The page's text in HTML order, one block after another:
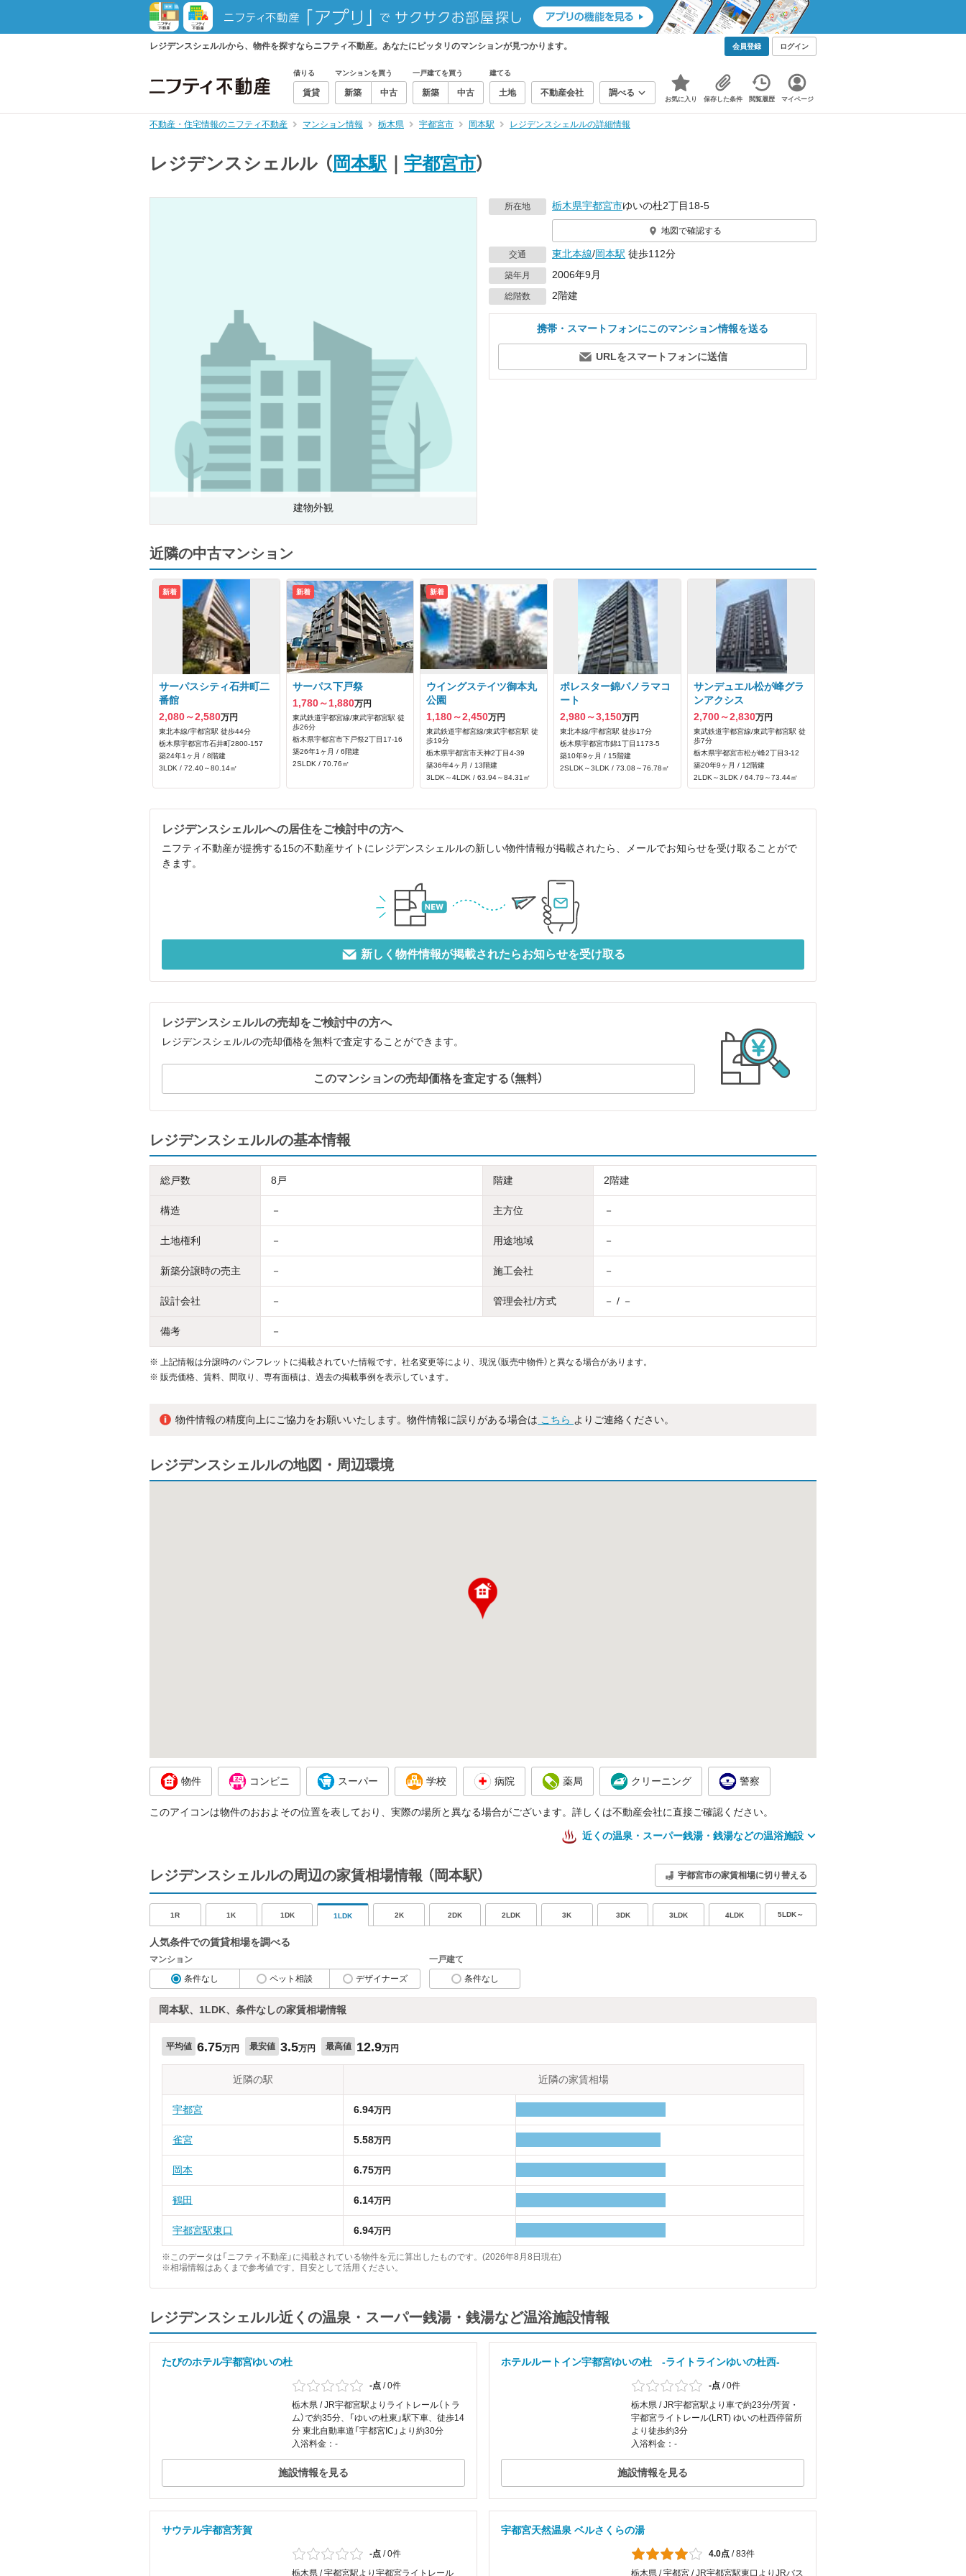
レジデンスシェルルから、物件を探すならニフティ不動産。あなたにピッタリのマンションが見つかります。 会員登録 ログイン
借りる
賃貸
マンションを買う
新築 中古
一戸建てを買う
新築 中古
建てる
土地 不動産会社 調べる
お気に入り 保存した条件 閲覧履歴 マイページ
不動産・住宅情報のニフティ不動産 マンション情報 栃木県 宇都宮市 岡本駅 レジデンスシェルルの詳細情報
レジデンスシェルル （岡本駅 宇都宮市）
建物外観
所在地 栃木県宇都宮市ゆいの杜2丁目18-5
地図で確認する
交通 東北本線/岡本駅 徒歩112分
築年月 2006年9月
総階数 2階建
携帯・スマートフォンにこのマンション情報を送る
URLをスマートフォンに送信
近隣の中古マンション
新着
サーパスシティ石井町二
番館
2,080～2,580万円
東北本線/宇都宮駅 徒歩44分
栃木県宇都宮市石井町2800‐157
築24年1ヶ月 / 8階建
3LDK / 72.40～80.14㎡
新着
サーパス下戸祭
1,780～1,880万円
東武鉄道宇都宮線/東武宇都宮駅 徒
歩26分
栃木県宇都宮市下戸祭2丁目17-16
築26年1ヶ月 / 6階建
2SLDK / 70.76㎡
新着
ウイングステイツ御本丸
公園
1,180～2,450万円
東武鉄道宇都宮線/東武宇都宮駅 徒
歩19分
栃木県宇都宮市天神2丁目4-39
築36年4ヶ月 / 13階建
3LDK～4LDK / 63.94～84.31㎡
ポレスター錦パノラマコ
ート
2,980～3,150万円
東北本線/宇都宮駅 徒歩17分
栃木県宇都宮市錦1丁目1173‐5
築10年9ヶ月 / 15階建
2SLDK～3LDK / 73.08～76.78㎡
サンデュエル松が峰グラ
ンアクシス
2,700～2,830万円
東武鉄道宇都宮線/東武宇都宮駅 徒
歩7分
栃木県宇都宮市松が峰2丁目3-12
築20年9ヶ月 / 12階建
2LDK～3LDK / 64.79～73.44㎡
レジデンスシェルルへの居住をご検討中の方へ
ニフティ不動産が提携する15の不動産サイトにレジデンスシェルルの新しい物件情報が掲載されたら、メールでお知らせを受け取ることがで
きます。
新しく物件情報が掲載されたらお知らせを受け取る
レジデンスシェルルの売却をご検討中の方へ
レジデンスシェルルの売却価格を無料で査定することができます。
このマンションの売却価格を査定する（無料）
レジデンスシェルルの基本情報
総戸数 8戸 階建 2階建
構造 － 主方位 －
土地権利 － 用途地域 －
新築分譲時の売主 － 施工会社 －
設計会社 － 管理会社/方式 － / －
備考 －
※
上記情報は分譲時のパンフレットに掲載されていた情報です。社名変更等により、現況（販売中物件）と異なる場合があります。
※ 販売価格、賃料、間取り、専有面積は、過去の掲載事例を表示しています。
物件情報の精度向上にご協力をお願いいたします。物件情報に誤りがある場合は こちら よりご連絡ください。
レジデンスシェルルの地図・周辺環境
物件 コンビニ スーパー 学校 病院 薬局 クリーニング 警察
このアイコンは物件のおおよその位置を表しており、実際の場所と異なる場合がございます。詳しくは不動産会社に直接ご確認ください。
近くの温泉・スーパー銭湯・銭湯などの温浴施設
レジデンスシェルルの周辺の家賃相場情報 （岡本駅） 宇都宮市の家賃相場に切り替える
1R 1K 1DK 1LDK 2K 2DK 2LDK 3K 3DK 3LDK 4LDK 5LDK～
人気条件での賃貸相場を調べる
マンション
条件なし
ペット相談 デザイナーズ
一戸建て
条件なし
岡本駅、1LDK、条件なしの家賃相場情報
平均値 6.75万円 最安値 3.5万円 最高値 12.9万円
近隣の駅 近隣の家賃相場
宇都宮 6.94万円
雀宮 5.58万円
岡本 6.75万円
鶴田 6.14万円
宇都宮駅東口 6.94万円
※このデータは「ニフティ不動産」に掲載されている物件を元に算出したものです。(2026年8月8日現在)
※相場情報はあくまで参考値です。目安として活用ください。
レジデンスシェルル近くの温泉・スーパー銭湯・銭湯など温浴施設情報
たびのホテル宇都宮ゆいの杜
-点 /0件
栃木県 / JR宇都宮駅よりライトレール（トラ
ム）で約35分、「ゆいの杜東」駅下車、徒歩14
分 東北自動車道「宇都宮IC」より約30分
入浴料金：-
施設情報を見る
ホテルルートイン宇都宮ゆいの杜 -ライトラインゆいの杜西-
-点 /0件
栃木県 / JR宇都宮駅より車で約23分/芳賀・
宇都宮ライトレール(LRT) ゆいの杜西停留所
より徒歩約3分
入浴料金：-
施設情報を見る
サウテル宇都宮芳賀
-点 /0件
栃木県 / 宇都宮駅より宇都宮ライトレール
宇都宮天然温泉 ベルさくらの湯
4.0点 /83件
栃木県 / 宇都宮 / JR宇都宮駅東口よりJRバス